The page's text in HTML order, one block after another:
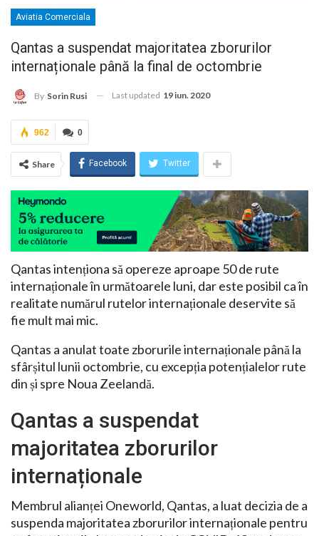
Aviatia Comerciala
Qantas a suspendat majoritatea zborurilor
internaționale până la final de octombrie
By Sorin Rusi Last updated 19 iun. 2020
0
962
Share Facebook Twitter
Qantas intenționa să opereze aproape 50 de rute
internaționale în următoarele luni, dar este posibil ca în
realitate numărul rutelor internaționale deservite să
fie mult mai mic.
Qantas a anulat toate zborurile internaționale până la
sfârșitul lunii octombrie, cu excepția potențialelor rute
din și spre Noua Zeelandă.
Qantas a suspendat
majoritatea zborurilor
internaționale
Membrul alianței Oneworld, Qantas, a luat decizia de a
suspenda majoritatea zborurilor internaționale pentru